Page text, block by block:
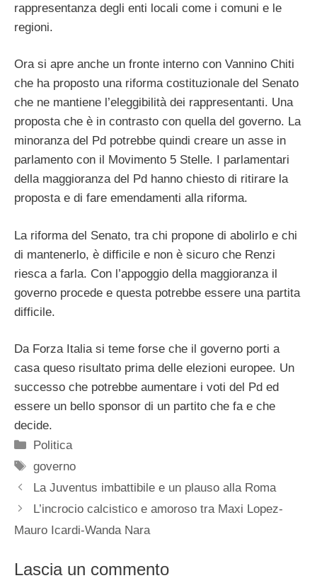
rappresentanza degli enti locali come i comuni e le
regioni.
Ora si apre anche un fronte interno con Vannino Chiti
che ha proposto una riforma costituzionale del Senato
che ne mantiene l’eleggibilità dei rappresentanti. Una
proposta che è in contrasto con quella del governo. La
minoranza del Pd potrebbe quindi creare un asse in
parlamento con il Movimento 5 Stelle. I parlamentari
della maggioranza del Pd hanno chiesto di ritirare la
proposta e di fare emendamenti alla riforma.
La riforma del Senato, tra chi propone di abolirlo e chi
di mantenerlo, è difficile e non è sicuro che Renzi
riesca a farla. Con l’appoggio della maggioranza il
governo procede e questa potrebbe essere una partita
difficile.
Da Forza Italia si teme forse che il governo porti a
casa queso risultato prima delle elezioni europee. Un
successo che potrebbe aumentare i voti del Pd ed
essere un bello sponsor di un partito che fa e che
decide.
Categorie
Politica
Tag
governo
La Juventus imbattibile e un plauso alla Roma
L’incrocio calcistico e amoroso tra Maxi Lopez-
Mauro Icardi-Wanda Nara
Lascia un commento